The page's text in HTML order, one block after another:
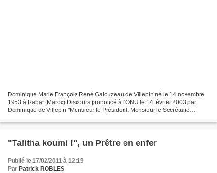
Dominique Marie François René Galouzeau de Villepin né le 14 novembre
1953 à Rabat (Maroc) Discours prononcé à l'ONU le 14 février 2003 par
Dominique de Villepin "Monsieur le Président, Monsieur le Secrétaire
"Talitha koumi !", un Prêtre en enfer
Publié le 17/02/2011 à 12:19
Par Patrick ROBLES